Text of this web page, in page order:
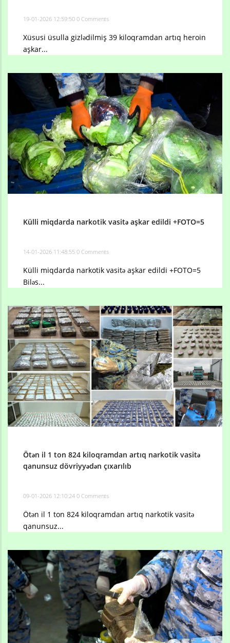
19-01-2026 12:59:50 0 Comments
Xüsusi üsulla gizlədilmiş 39 kiloqramdan artıq heroin
aşkar...
Külli miqdarda narkotik vasitə aşkar edildi +FOTO=5
14-01-2026 11:48:55 0 Comments
Külli miqdarda narkotik vasitə aşkar edildi +FOTO=5
Biləs...
Ötən il 1 ton 824 kiloqramdan artıq narkotik vasitə
qanunsuz dövriyyədən çıxarılıb
09-01-2026 12:10:24 0 Comments
Ötən il 1 ton 824 kiloqramdan artıq narkotik vasitə
qanunsuz...